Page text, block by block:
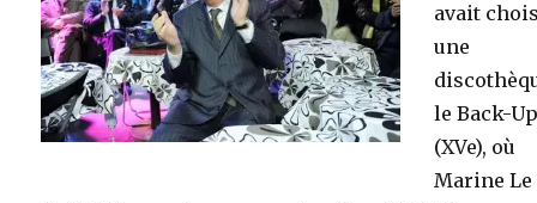
avait
une
le Back-
(XVe), où
Marine Le